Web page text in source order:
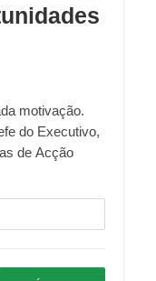
motivação.
do Executivo,
de Acção